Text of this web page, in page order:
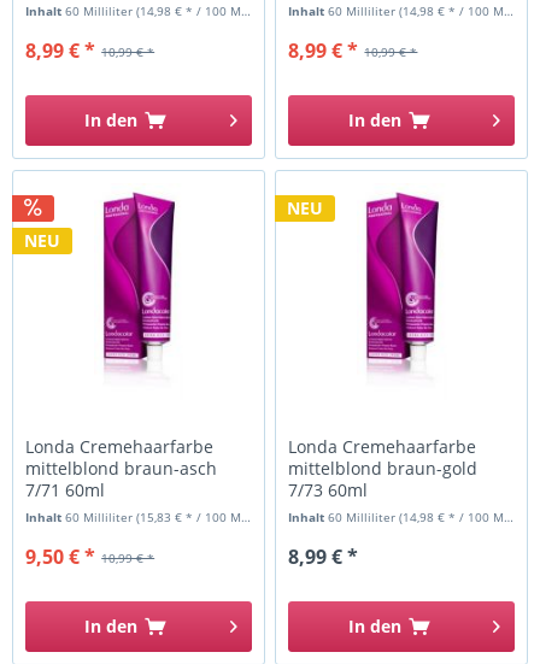
Inhalt60 Milliliter(14,98 € * / 100 Milliliter)
10,99 € *
8,99 € *
In den
Inhalt60 Milliliter(14,98 € * / 100 Milliliter)
10,99 € *
8,99 € *
In den
NEU
Londa Cremehaarfarbe
mittelblond braun-asch
7/71 60ml
Inhalt60 Milliliter(15,83 € * / 100 Milliliter)
10,99 € *
9,50 € *
In den
NEU
Londa Cremehaarfarbe
mittelblond braun-gold
7/73 60ml
Inhalt60 Milliliter(14,98 € * / 100 Milliliter)
8,99 € *
In den